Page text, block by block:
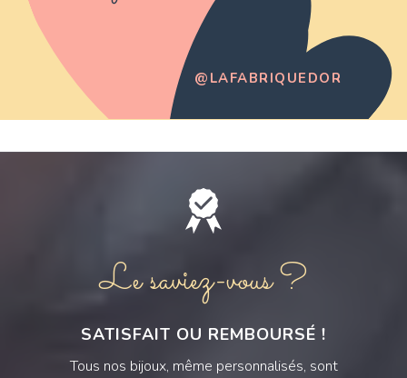
@LAFABRIQUEDOR
Le saviez-vous ?
SATISFAIT OU REMBOURSÉ !
Tous nos bijoux, même personnalisés, sont